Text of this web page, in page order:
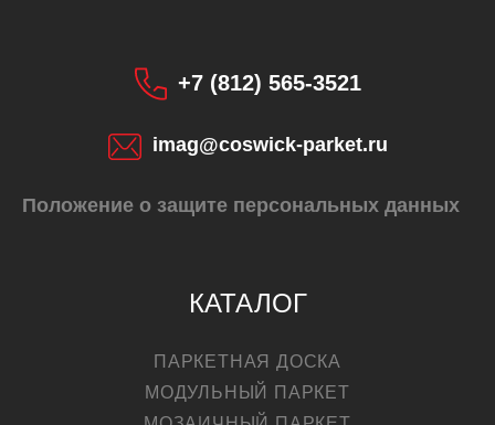
+7 (812) 565-3521
imag@coswick-parket.ru
Положение о защите персональных данных
КАТАЛОГ
ПАРКЕТНАЯ ДОСКА
МОДУЛЬНЫЙ ПАРКЕТ